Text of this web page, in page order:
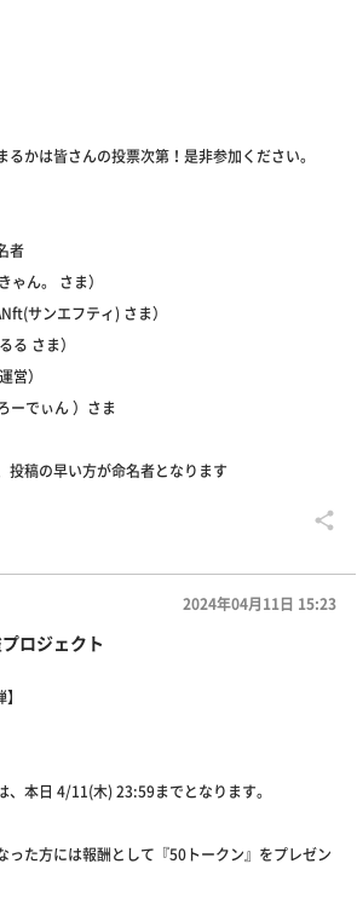
るかは皆さんの投票次第！是非参加ください。
者
ゃん。 さま）
サンエフティ) さま）
る さま）
営）
ーでぃん ）さま
稿の早い方が命名者となります
ロジェクト
2024年04月11日 15:23
、本日 4/11(木) 23:59までとなります。
った方には報酬として『50トークン』をプレゼン